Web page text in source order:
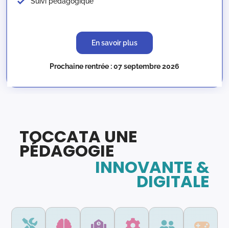
En savoir plus
Prochaine rentrée : 07 septembre 2026
TOCCATA UNE
PÉDAGOGIE
INNOVANTE &
DIGITALE